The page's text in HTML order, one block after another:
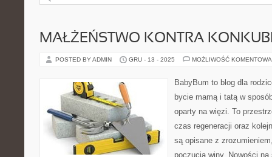
MAŁŻEŃSTWO KONTRA
POSTED BY ADMIN GRU - 13 - 2025 MOŻLIWOŚĆ
BabyBum to blog dla
bycie mamą i tatą w
oparty na więzi. To
czas regeneracji oraz
są opisane z
poczucia winy. Nowości